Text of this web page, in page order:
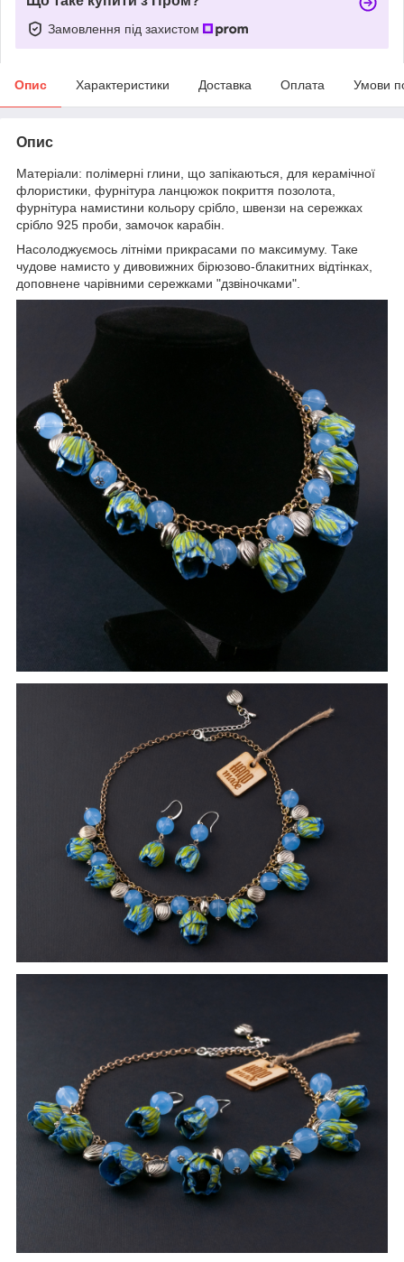
Замовлення під захистом
Опис Характеристики Доставка Оплата Умови
Опис
Матеріали: полімерні глини, що запікаються, для керамічної
флористики, фурнітура ланцюжок покриття позолота,
фурнітура намистини кольору срібло, швензи на сережках
срібло 925 проби, замочок карабін.
Насолоджуємось літніми прикрасами по максимуму. Таке
чудове намисто у дивовижних бірюзово-блакитних відтінках,
доповнене чарівними сережками "дзвіночками".